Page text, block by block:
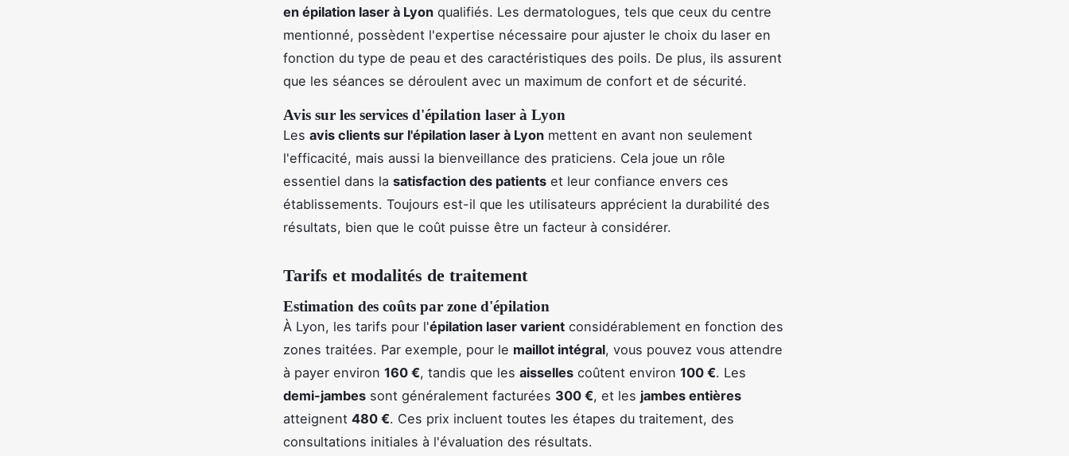
en épilation laser à Lyon qualifiés. Les dermatologues, tels que ceux du centre
mentionné, possèdent l'expertise nécessaire pour ajuster le choix du laser en
fonction du type de peau et des caractéristiques des poils. De plus, ils assurent
que les séances se déroulent avec un maximum de confort et de sécurité.
Avis sur les services d'épilation laser à Lyon
Les avis clients sur l'épilation laser à Lyon mettent en avant non seulement
l'efficacité, mais aussi la bienveillance des praticiens. Cela joue un rôle
essentiel dans la satisfaction des patients et leur confiance envers ces
établissements. Toujours est-il que les utilisateurs apprécient la durabilité des
résultats, bien que le coût puisse être un facteur à considérer.
Tarifs et modalités de traitement
Estimation des coûts par zone d'épilation
À Lyon, les tarifs pour l'épilation laser varient considérablement en fonction des
zones traitées. Par exemple, pour le maillot intégral, vous pouvez vous attendre
à payer environ 160 €, tandis que les aisselles coûtent environ 100 €. Les
demi-jambes sont généralement facturées 300 €, et les jambes entières
atteignent 480 €. Ces prix incluent toutes les étapes du traitement, des
consultations initiales à l'évaluation des résultats.